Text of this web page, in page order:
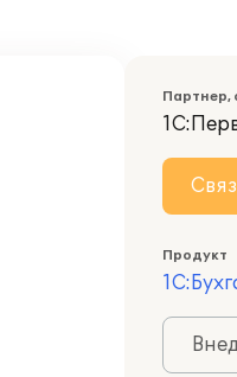
Партнер,
Продукт